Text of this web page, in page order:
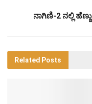
ನಾಗಿಣಿ-2 ನಲ್ಲಿ
Related Posts